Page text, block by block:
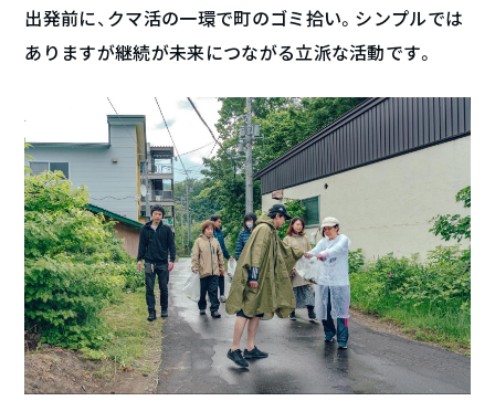
出発前に、クマ活の一環で町のゴミ拾い。シンプルでは
ありますが継続が未来につながる立派な活動です。